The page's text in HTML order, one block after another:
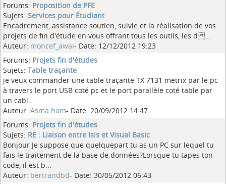
Forums: Proposition de PFE
Sujets: Services pour Étudiant
Encadrement, assistance soutien, suivie et la réalisation de vos
projets de fin d'étude en vous offrant tous les outils, les d ...
Auteur: moncef_awai- Date: 12/12/2012 19:23
Forums: Projets fin d'études
Sujets: Table traçante
je veux commander une table traçante TX 7131 metrix par le pc
à travers le port USB coté pc et le port parallèle coté table par
un cabl...
Auteur: Asma.ham- Date: 20/09/2012 14:47
Forums: Projets fin d'études
Sujets: RE : Liaison entre Isis et Visual Basic
Bonjour Je suppose que quelquepart tu as un PC sur lequel tu
fais le traitement de la base de données?Lorsque tu tapes ton
code, il est b...
Auteur: bertrandbd- Date: 30/05/2012 06:43